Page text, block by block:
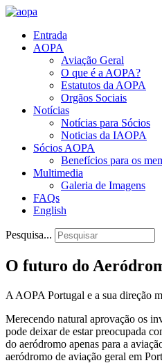
Entrada
AOPA
Aviação Geral
O que é a AOPA?
Estatutos da AOPA
Orgãos Sociais
Notícias
Notícias para Sócios
Noticias da IAOPA
Sócios AOPA
Benefícios para os
Multimedia
Galeria de Imagens
FAQs
English
Pesquisa...
O futuro do
A AOPA Portugal e a sua direção
Merecendo natural aprovação os
pode deixar de estar preocupada
do aeródromo apenas para a
aeródromo de aviação geral em